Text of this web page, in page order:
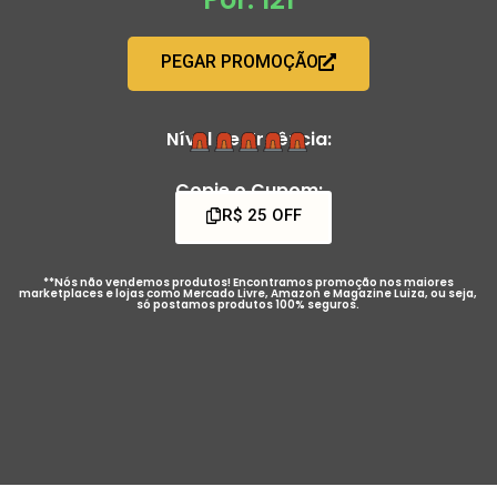
PEGAR PROMOÇÃO
Nível de Urgência:
Copie o Cupom:
R$ 25 OFF
**Nós não vendemos produtos! Encontramos promoção nos maiores
marketplaces e lojas como Mercado Livre, Amazon e Magazine Luiza, ou seja,
só postamos produtos 100% seguros.